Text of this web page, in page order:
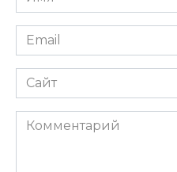
*
Email
*
Сайт
Комментарий